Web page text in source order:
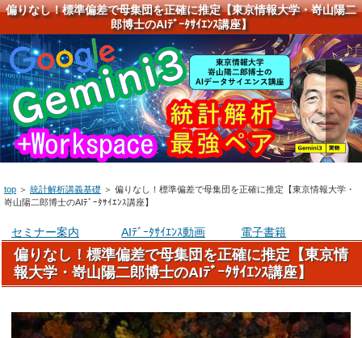
偏りなし！標準偏差で母集団を正確に推定【東京情報大学・嵜山陽二
郎博士のAIﾃﾞｰﾀｻｲｴﾝｽ講座】
top ＞ 統計解析講義基礎 ＞ 偏りなし！標準偏差で母集団を正確に推定【東京情報大学・
嵜山陽二郎博士のAIﾃﾞｰﾀｻｲｴﾝｽ講座】
セミナー案内 AIﾃﾞｰﾀｻｲｴﾝｽ動画 電子書籍
偏りなし！標準偏差で母集団を正確に推定【東京情
報大学・嵜山陽二郎博士のAIﾃﾞｰﾀｻｲｴﾝｽ講座】